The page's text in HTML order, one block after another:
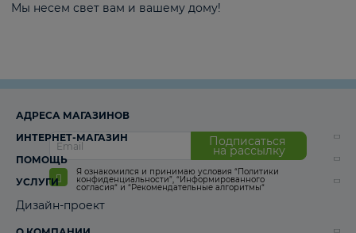
Мы несем свет вам и вашему дому!
Подписаться
на рассылку
Я ознакомился и принимаю условия “Политики
конфиденциальности”, “Информированного
согласия“ и “Рекомендательные алгоритмы“
АДРЕСА МАГАЗИНОВ
ИНТЕРНЕТ-МАГАЗИН
ПОМОЩЬ
УСЛУГИ
Дизайн-проект